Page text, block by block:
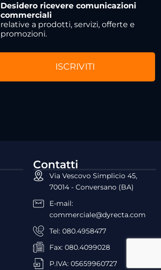
Desidero ricevere comunicazioni
commerciali
relative a prodotti, servizi, offerte e
promozioni.
Contatti
Via Vescovo Simplicio 45,
70014 - Conversano (BA)
E-mail:
commerciale@dyrecta.com
Tel: 080.4958477
Fax: 080.4099028
P.IVA: 05659960727